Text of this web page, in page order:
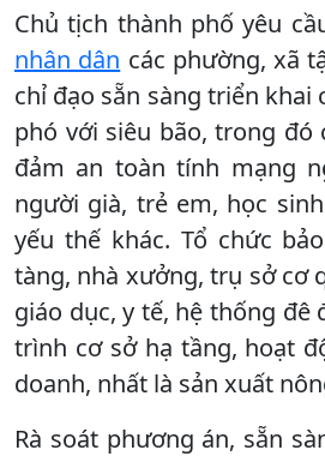
Chủ tịch thành phố yêu
nhân dân các phường, xã
chỉ đạo sẵn sàng triển khai
phó với siêu bão, trong đó
đảm an toàn tính mạng
người già, trẻ em, học
yếu thế khác. Tổ chức
tàng, nhà xưởng, trụ sở cơ
giáo dục, y tế, hệ thống đê
trình cơ sở hạ tầng, hoạt
doanh, nhất là sản xuất
Rà soát phương án, sẵn